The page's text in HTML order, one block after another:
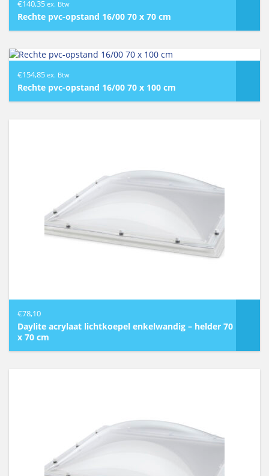
€140,35 ex. Btw
Rechte pvc-opstand 16/00 70 x 70 cm
€154,85 ex. Btw
Rechte pvc-opstand 16/00 70 x 100 cm
€78,10
Daylite acrylaat lichtkoepel enkelwandig – helder 70
x 70 cm